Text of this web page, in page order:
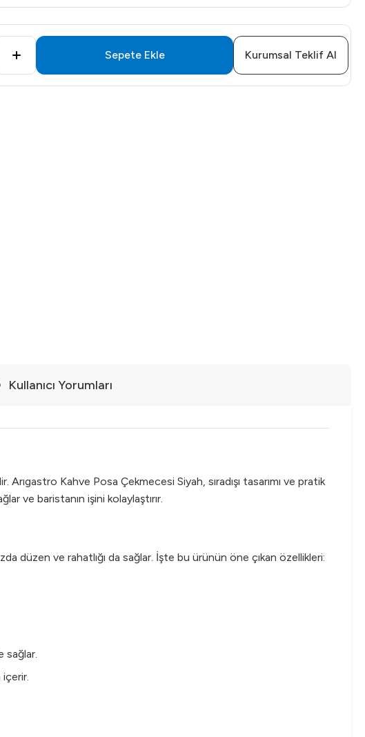
Sepete Ekle Kurumsal Teklif Al
Kullanıcı Yorumları
Kahve Posa Çekmecesi Siyah, sıradışı tasarımı ve pratik
ve baristanın işini kolaylaştırır.
düzen ve rahatlığı da sağlar. İşte bu ürünün öne çıkan özellikleri:
sağlar.
içerir.